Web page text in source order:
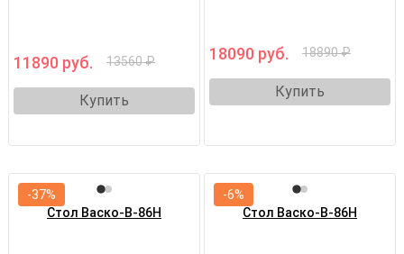
11890 руб. 13560 ₽
Купить
18090 руб. 18890 ₽
Купить
Стол Васко-В-86Н
-37%
Стол Васко-В-86Н
-6%